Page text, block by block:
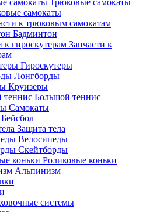
Трюковые самокаты
самокаты
к трюковым самокатам
Бадминтон
Запчасти к
Гироскутеры
Лонгборды
Круизеры
Большой теннис
Самокаты
Бейсбол
Защита тела
Велосипеды
Скейтборды
Роликовые коньки
Альпинизм
системы